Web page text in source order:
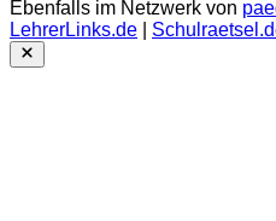
Ebenfalls im Netzwerk von
LehrerLinks.de
Close